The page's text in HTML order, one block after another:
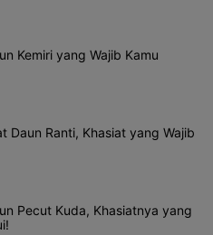
Kemiri yang Wajib Kamu
Daun Ranti, Khasiat yang Wajib
Pecut Kuda, Khasiatnya yang